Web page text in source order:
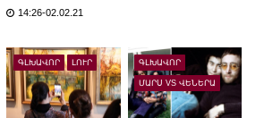
14:26-02.02.21
ԳԼԽԱՎՈՐ ԼՈՒՐ ԳԼԽԱՎՈՐ
ՄԱՐՍ VS ՎԵՆԵՐԱ